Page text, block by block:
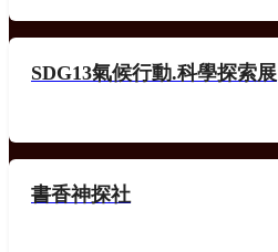
SDG13氣候行動.科學探索展
書香神探社